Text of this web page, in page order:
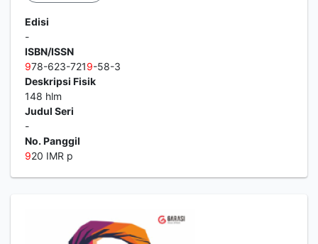
Edisi
-
ISBN/ISSN
978-623-7219-58-3
Deskripsi Fisik
148 hlm
Judul Seri
-
No. Panggil
920 IMR p